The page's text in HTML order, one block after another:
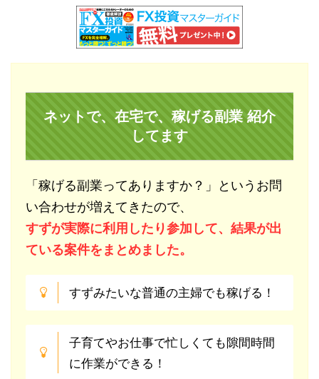
ネットで、在宅で、稼げる副業 紹介
してます
「稼げる副業ってありますか？」というお問
い合わせが増えてきたので、
すずが実際に利用したり参加して、結果が出
ている案件をまとめました。
すずみたいな普通の主婦でも稼げる！
子育てやお仕事で忙しくても隙間時間
に作業ができる！